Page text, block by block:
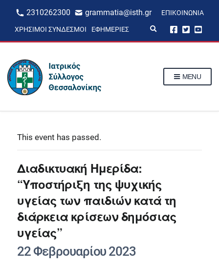
2310262300 grammatia@isth.gr ΕΠΙΚΟΙΝΩΝΊΑ
ΧΡΉΣΙΜΟΙ ΣΎΝΔΕΣΜΟΙ ΕΦΗΜΕΡΊΕΣ
p
MENU
This event has passed.
Διαδικτυακή Hμερίδα:
“Υποστήριξη της ψυχικής
υγείας των παιδιών κατά τη
διάρκεια κρίσεων δημόσιας
υγείας”
22 Φεβρουαρίου 2023